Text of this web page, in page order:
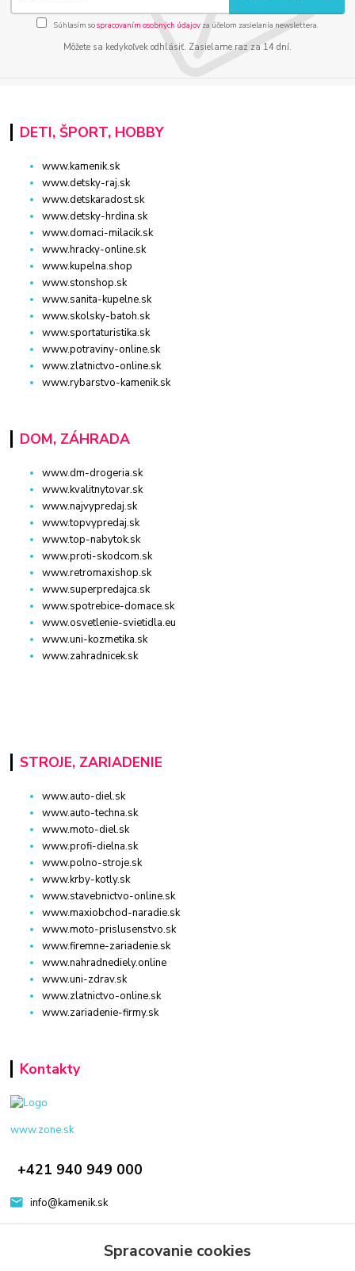
Súhlasím sospracovaním osobných údajov za účelom zasielania newslettera.
Môžete sa kedykoľvek odhlásiť. Zasielame raz za 14 dní.
DETI, ŠPORT, HOBBY
www.kamenik.sk
www.detsky-raj.sk
www.detskaradost.sk
www.detsky-hrdina.sk
www.domaci-milacik.sk
www.hracky-online.sk
www.kupelna.shop
www.stonshop.sk
www.sanita-kupelne.sk
www.skolsky-batoh.sk
www.sportaturistika.sk
www.potraviny-online.sk
www.zlatnictvo-online.sk
www.rybarstvo-kamenik.sk
DOM, ZÁHRADA
www.dm-drogeria.sk
www.kvalitnytovar.sk
www.najvypredaj.sk
www.topvypredaj.sk
www.top-nabytok.sk
www.proti-skodcom.sk
www.retromaxishop.sk
www.superpredajca.sk
www.spotrebice-domace.sk
www.osvetlenie-svietidla.eu
www.uni-kozmetika.sk
www.zahradnicek.sk
STROJE, ZARIADENIE
www.auto-diel.sk
www.auto-techna.sk
www.moto-diel.sk
www.profi-dielna.sk
www.polno-stroje.sk
www.krby-kotly.sk
www.stavebnictvo-online.sk
www.maxiobchod-naradie.sk
www.moto-prislusenstvo.sk
www.firemne-zariadenie.sk
www.nahradnediely.online
www.uni-zdrav.sk
www.zlatnictvo-online.sk
www.zariadenie-firmy.sk
Kontakty
www.zone.sk
+421 940 949 000
info@kamenik.sk
Spracovanie cookies